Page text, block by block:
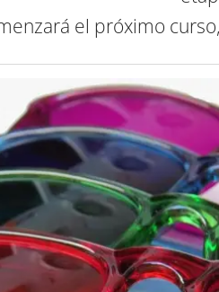
el próximo